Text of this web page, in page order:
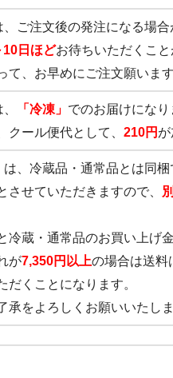
、ご注文後の発注になる場
10日ほどお待ちいただくこ
て、お早めにご注文願いま
「冷凍」 でのお届けにな
クール便代として、 210円
は、冷蔵品・通常品とは同
させていただきますので、
冷蔵・通常品のお買い上げ
が7,350円以上の場合は送料
だくことになります。
承をよろしくお願いいたし